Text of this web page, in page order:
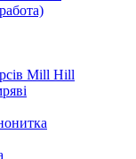
Mill Hill